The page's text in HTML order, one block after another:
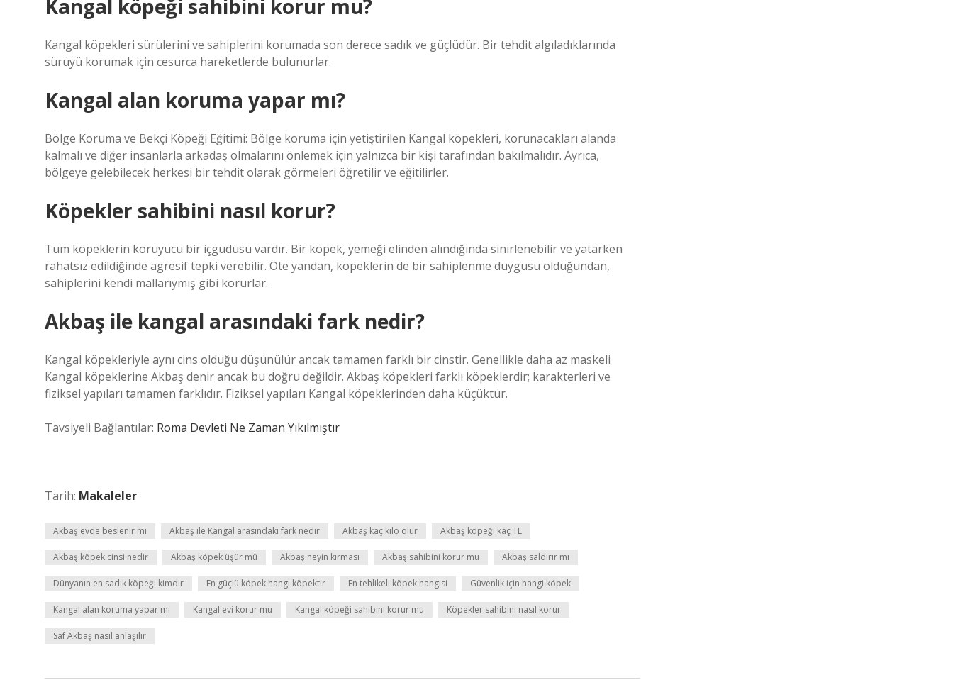
Kangal köpeği sahibini korur mu?
Kangal köpekleri sürülerini ve sahiplerini korumada son derece sadık ve güçlüdür. Bir tehdit algıladıklarında
sürüyü korumak için cesurca hareketlerde bulunurlar.
Kangal alan koruma yapar mı?
Bölge Koruma ve Bekçi Köpeği Eğitimi: Bölge koruma için yetiştirilen Kangal köpekleri, korunacakları alanda
kalmalı ve diğer insanlarla arkadaş olmalarını önlemek için yalnızca bir kişi tarafından bakılmalıdır. Ayrıca,
bölgeye gelebilecek herkesi bir tehdit olarak görmeleri öğretilir ve eğitilirler.
Köpekler sahibini nasıl korur?
Tüm köpeklerin koruyucu bir içgüdüsü vardır. Bir köpek, yemeği elinden alındığında sinirlenebilir ve yatarken
rahatsız edildiğinde agresif tepki verebilir. Öte yandan, köpeklerin de bir sahiplenme duygusu olduğundan,
sahiplerini kendi mallarıymış gibi korurlar.
Akbaş ile kangal arasındaki fark nedir?
Kangal köpekleriyle aynı cins olduğu düşünülür ancak tamamen farklı bir cinstir. Genellikle daha az maskeli
Kangal köpeklerine Akbaş denir ancak bu doğru değildir. Akbaş köpekleri farklı köpeklerdir; karakterleri ve
fiziksel yapıları tamamen farklıdır. Fiziksel yapıları Kangal köpeklerinden daha küçüktür.
Tavsiyeli Bağlantılar: Roma Devleti Ne Zaman Yıkılmıştır
Tarih: Makaleler
Akbaş evde beslenir mi Akbaş ile Kangal arasındaki fark nedir Akbaş kaç kilo olur Akbaş köpeği kaç TL
Akbaş köpek cinsi nedir Akbaş köpek üşür mü Akbaş neyin kırması Akbaş sahibini korur mu Akbaş saldırır mı
Dünyanın en sadık köpeği kimdir En güçlü köpek hangi köpektir En tehlikeli köpek hangisi Güvenlik için hangi köpek
Kangal alan koruma yapar mı Kangal evi korur mu Kangal köpeği sahibini korur mu Köpekler sahibini nasıl korur
Saf Akbaş nasıl anlaşılır